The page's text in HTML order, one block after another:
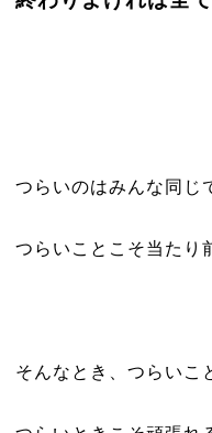
つらいのはみんな同じ
つらいことこそ当たり
そんなとき、つらいこ